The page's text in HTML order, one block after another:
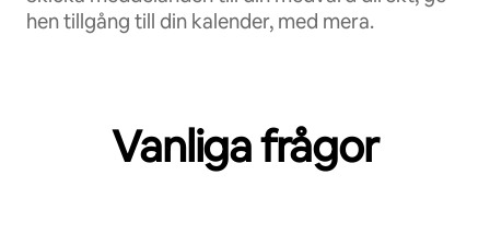
hen tillgång till din kalender, med mera.
Vanliga frågor